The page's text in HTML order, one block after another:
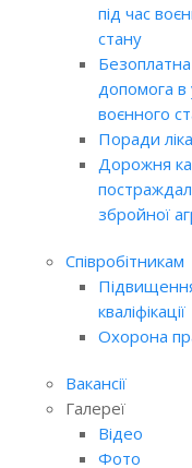
під час
стану
допомога в
воєнного
Поради
Дорожня
збройної
Співробітникам
кваліфікації
Охорона
Вакансії
Галереї
Відео
Фото